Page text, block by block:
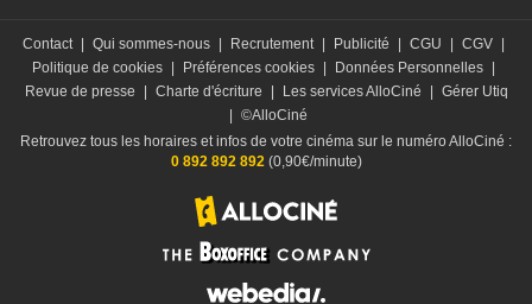
Contact Qui sommes-nous Recrutement Publicité CGU CGV
Politique de cookies
Préférences cookies Données Personnelles
Revue de presse
Charte d'écriture Les services AlloCiné
Gérer Utiq
©AlloCiné
Retrouvez tous les horaires et infos de votre cinéma sur le numéro AlloCiné :
0 892 892 892(0,90€/minute)